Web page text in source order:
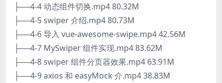
├──4-4 动态组件切换.mp4 80.32M
├──4-5 swiper 介绍.mp4 80.73M
├──4-6 导入 vue-awesome-swipe.mp4 42.56M
├──4-7 MySwiper 组件实现.mp4 83.62M
├──4-8 swiper 组件分页器效果.mp4 63.91M
├──4-9 axios 和 easyMock 介.mp4 38.83M